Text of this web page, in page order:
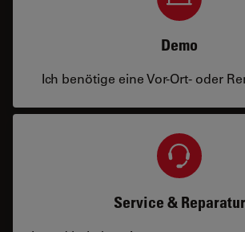
Demo
Ich benötige eine Vor-Ort- oder
Service & Reparatur